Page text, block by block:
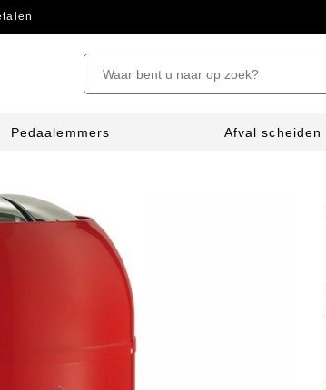
Pedaalemmers Afval scheiden